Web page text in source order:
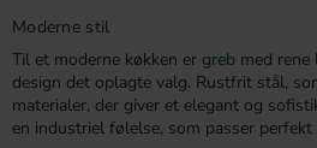
Moderne stil
Til et moderne køkken er greb med
design det oplagte valg. Rustfrit stål,
materialer, der giver et elegant og
en industriel følelse, som passer perfekt